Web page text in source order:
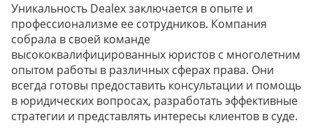
Уникальность Dealex заключается в опыте и
профессионализме ее сотрудников. Компания
собрала в своей команде
высококвалифицированных юристов с многолетним
опытом работы в различных сферах права. Они
всегда готовы предоставить консультации и помощь
в юридических вопросах, разработать эффективные
стратегии и представлять интересы клиентов в суде.